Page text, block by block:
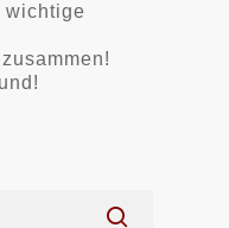
wichtige